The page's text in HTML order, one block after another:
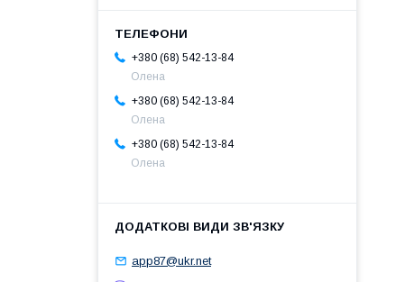
+380 (68) 542-13-84
Олена
+380 (68) 542-13-84
Олена
+380 (68) 542-13-84
Олена
app87@ukr.net